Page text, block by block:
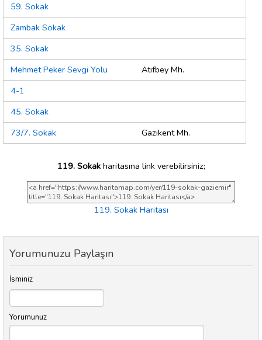
59. Sokak
Zambak Sokak
35. Sokak
Mehmet Peker Sevgi Yolu
Atıfbey Mh.
4-1
45. Sokak
73/7. Sokak
Gazikent Mh.
119. Sokakharitasına link verebilirsiniz;
119. Sokak Haritası
Yorumunuzu Paylaşın
İsminiz
Yorumunuz